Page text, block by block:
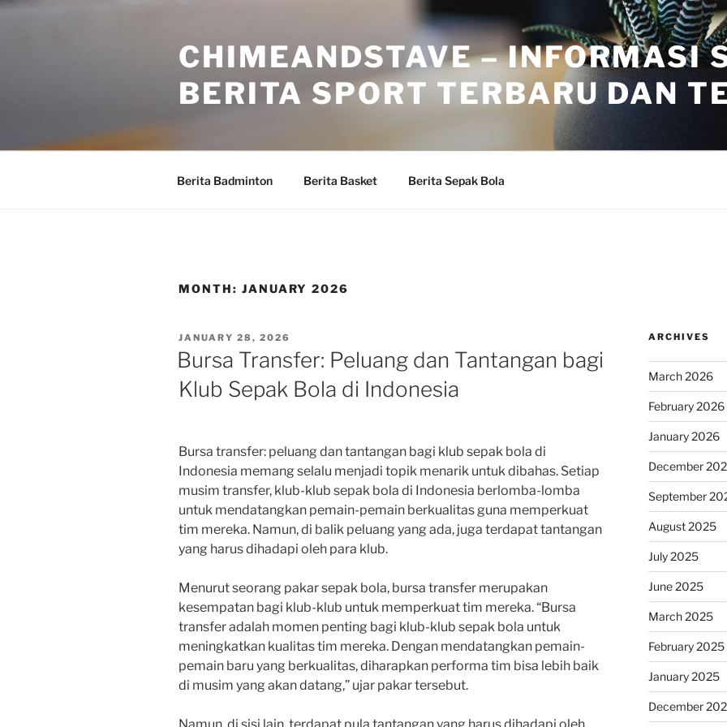
Skip
CHIMEANDSTAVE – INFORMASI
BERITA SPORT TERBARU DAN
Berita Badminton Berita Basket Berita Sepak Bola
MONTH: JANUARY 2026
POSTED
ON
JANUARY 28, 2026
Bursa Transfer: Peluang dan Tantangan bagi
Klub Sepak Bola di Indonesia
Bursa transfer: peluang dan tantangan bagi klub sepak bola di
Indonesia memang selalu menjadi topik menarik untuk dibahas. Setiap
musim transfer, klub-klub sepak bola di Indonesia berlomba-lomba
untuk mendatangkan pemain-pemain berkualitas guna memperkuat
tim mereka. Namun, di balik peluang yang ada, juga terdapat tantangan
yang harus dihadapi oleh para klub.
Menurut seorang pakar sepak bola, bursa transfer merupakan
kesempatan bagi klub-klub untuk memperkuat tim mereka. “Bursa
transfer adalah momen penting bagi klub-klub sepak bola untuk
meningkatkan kualitas tim mereka. Dengan mendatangkan pemain-
pemain baru yang berkualitas, diharapkan performa tim bisa lebih baik
di musim yang akan datang,” ujar pakar tersebut.
ARCHIVES
March 2026
February 2026
January 2026
December
September
August 2025
July 2025
June 2025
March 2025
February 2025
January 2025
December